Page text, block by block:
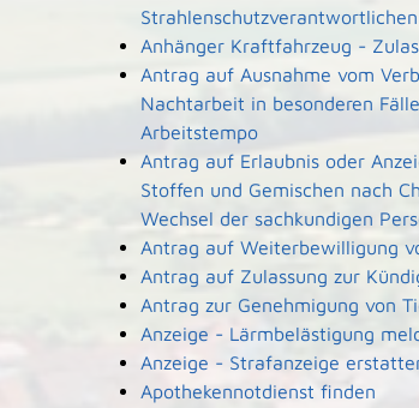
Anhänger Kraftfahrzeug -
Antrag auf Ausnahme vom
Nachtarbeit in besonderen
Arbeitstempo
Antrag auf Erlaubnis oder
Stoffen und Gemischen nach
Wechsel der sachkundigen
Antrag auf Weiterbewilligung
Antrag auf Zulassung zur
Antrag zur Genehmigung von
Anzeige - Lärmbelästigung
Anzeige - Strafanzeige
Apothekennotdienst finden